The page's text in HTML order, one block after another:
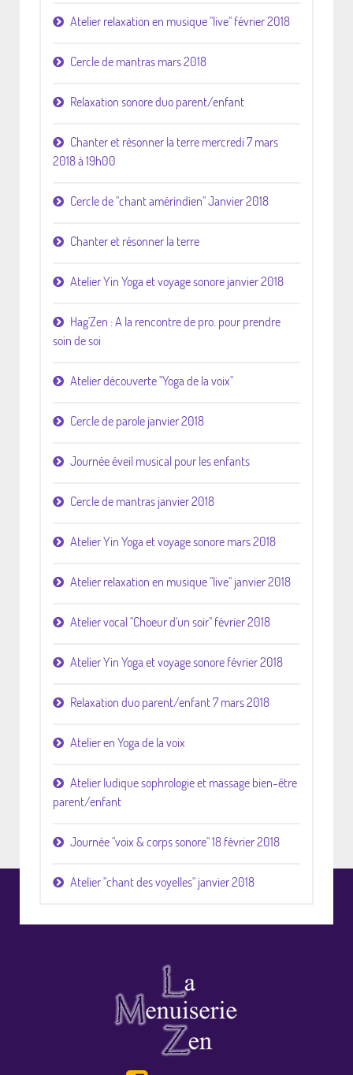
Atelier relaxation en musique "live" février 2018
Cercle de mantras mars 2018
Relaxation sonore duo parent/enfant
Chanter et résonner la terre mercredi 7 mars
2018 à 19h00
Cercle de "chant amérindien" Janvier 2018
Chanter et résonner la terre
Atelier Yin Yoga et voyage sonore janvier 2018
Hag'Zen : A la rencontre de pro. pour prendre
soin de soi
Atelier découverte "Yoga de la voix"
Cercle de parole janvier 2018
Journée éveil musical pour les enfants
Cercle de mantras janvier 2018
Atelier Yin Yoga et voyage sonore mars 2018
Atelier relaxation en musique "live" janvier 2018
Atelier vocal "Choeur d'un soir" février 2018
Atelier Yin Yoga et voyage sonore février 2018
Relaxation duo parent/enfant 7 mars 2018
Atelier en Yoga de la voix
Atelier ludique sophrologie et massage bien-être
parent/enfant
Journée "voix & corps sonore" 18 février 2018
Atelier "chant des voyelles" janvier 2018